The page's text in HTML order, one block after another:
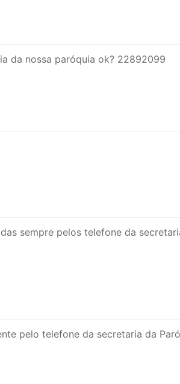
da nossa paróquia ok? 22892099
sempre pelos telefone da
pelo telefone da secretaria da